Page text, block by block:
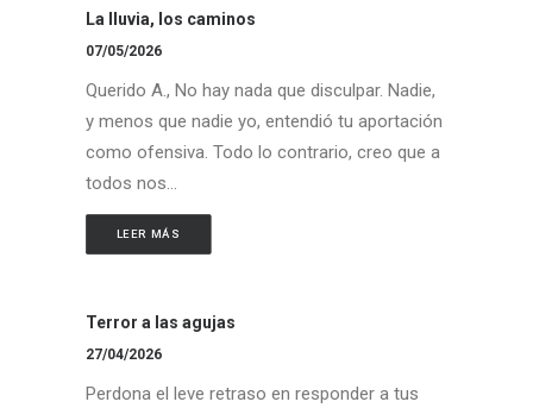
La lluvia, los caminos
07/05/2026
Querido A., No hay nada que disculpar. Nadie,
y menos que nadie yo, entendió tu aportación
como ofensiva. Todo lo contrario, creo que a
todos nos…
LEER MÁS
Terror a las agujas
27/04/2026
Perdona el leve retraso en responder a tus